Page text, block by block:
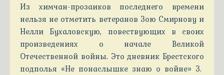
Из химчан-прозаиков последнего времени
нельзя не отметить ветеранов Зою Смирнову и
Нелли Бухаловскую, повествующих в своих
произведениях о начале Великой
Отечественной войны. Это дневник Брестского
подполья «Не понаслышке знаю о войне» З.